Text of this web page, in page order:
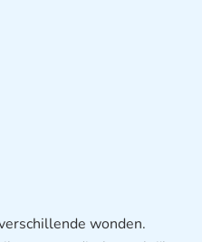
wonden.